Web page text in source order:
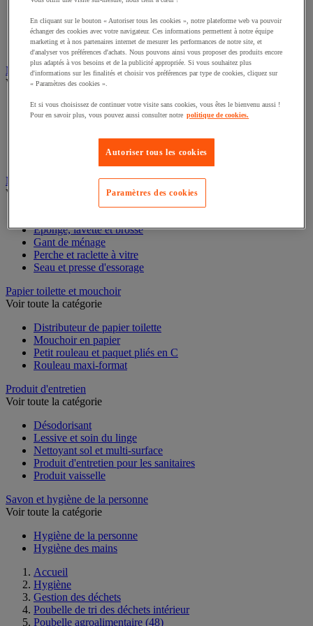
Poubelle de tri et conteneur extérieur
Sac-poubelle
Support sac-poubelle
Machine de nettoyage
Voir toute la catégorie
Aspirateur
Autolaveuse
Nettoyeur haute pression
Matériel de nettoyage et d'entretien
Voir toute la catégorie
Éponge, lavette et brosse
Gant de ménage
Perche et raclette à vitre
Seau et presse d'essorage
Papier toilette et mouchoir
Voir toute la catégorie
Distributeur de papier toilette
Mouchoir en papier
Petit rouleau et paquet pliés en C
Rouleau maxi-format
Produit d'entretien
Voir toute la catégorie
Désodorisant
Lessive et soin du linge
Nettoyant sol et multi-surface
Produit d'entretien pour les sanitaires
Produit vaisselle
Savon et hygiène de la personne
Voir toute la catégorie
Hygiène de la personne
Hygiène des mains
Accueil
Hygiène
Gestion des déchets
Poubelle de tri des déchets intérieur
Poubelle agroalimentaire (48)
En cliquant sur le bouton « Autoriser tous les cookies », notre plateforme web va pouvoir
échanger des cookies avec votre navigateur. Ces informations permettent à notre équipe
marketing et à nos partenaires internet de mesurer les performances de notre site, et
d'analyser vos préférences d'achats. Nous pouvons ainsi vous proposer des produits encore
plus adaptés à vos besoins et de la publicité appropriée. Si vous souhaitez plus
d'informations sur les finalités et choisir vos préférences par type de cookies, cliquez sur
« Paramètres des cookies ».
Et si vous choisissez de continuer votre visite sans cookies, vous êtes le bienvenu aussi !
Pour en savoir plus, vous pouvez aussi consulter notre politique de cookies.
Autoriser tous les cookies
Paramètres des cookies